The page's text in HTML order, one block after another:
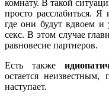
комнату. В такой
просто расслабиться. Я
где они будут вдвоем и
секс. В этом случае
равновесие партнеров.
Есть также
остается
наступает.